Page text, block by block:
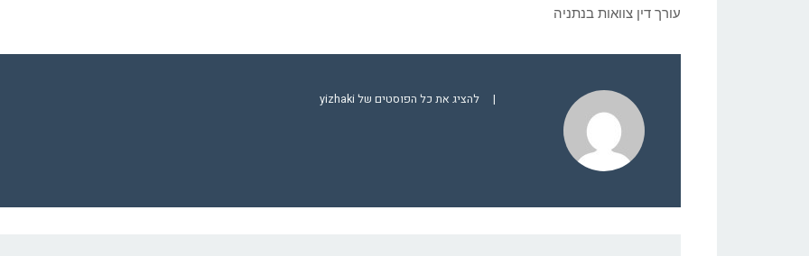
עורך דין צוואות בנתניה
| להציג את כל הפוסטים של yizhaki